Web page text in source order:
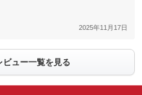
2025年11月17日
ビュー一覧を見る